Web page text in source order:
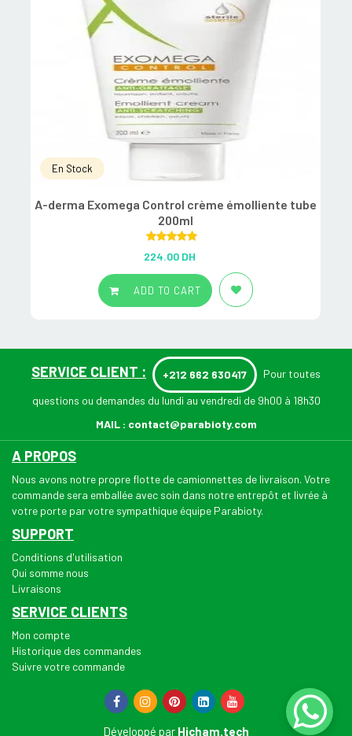
En Stock
A-derma Exomega Control crème émolliente tube
200ml
out of 5
224.00 DH
ADD TO CART
SERVICE CLIENT : +212 662 630417 Pour toutes
questions ou demandes du lundi au vendredi de 9h00 à 18h30
MAIL : contact@parabioty.com
A PROPOS
Nous avons notre propre flotte de camionnettes de livraison. Votre
commande sera emballée avec soin dans notre entrepôt et livrée à
votre porte par votre sympathique équipe Parabioty.
SUPPORT
Conditions d'utilisation
Qui somme nous
Livraisons
SERVICE CLIENTS
Mon compte
Historique des commandes
Suivre votre commande
Développé par Hicham.tech